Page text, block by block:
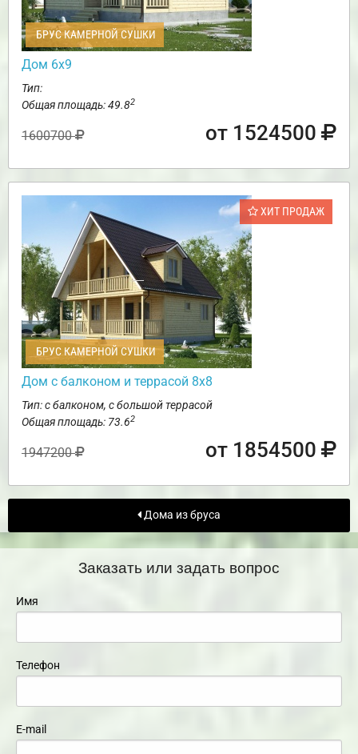
БРУС КАМЕРНОЙ СУШКИ
Дом 6х9
Тип:
Общая площадь: 49.82
1600700 от 1524500
ХИТ ПРОДАЖ
БРУС КАМЕРНОЙ СУШКИ
Дом с балконом и террасой 8х8
Тип: с балконом, с большой террасой
Общая площадь: 73.62
1947200 от 1854500
Дома из бруса
Заказать или задать вопрос
Имя
Телефон
E-mail